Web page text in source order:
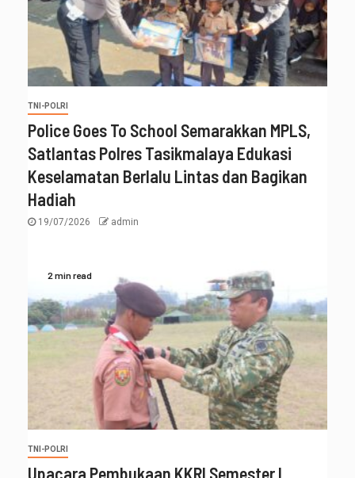
TNI-POLRI
Police Goes To School Semarakkan MPLS,
Satlantas Polres Tasikmalaya Edukasi
Keselamatan Berlalu Lintas dan Bagikan
Hadiah
19/07/2026 admin
2 min read
TNI-POLRI
Upacara Pembukaan KKRI Semester I